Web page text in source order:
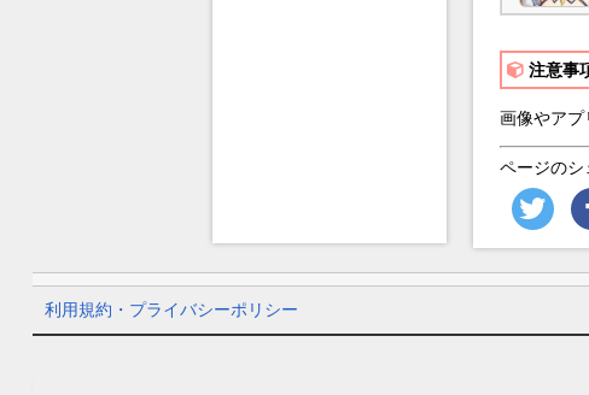
注意事
画像やアプ
ページのシ
利用規約・プライバシーポリシー